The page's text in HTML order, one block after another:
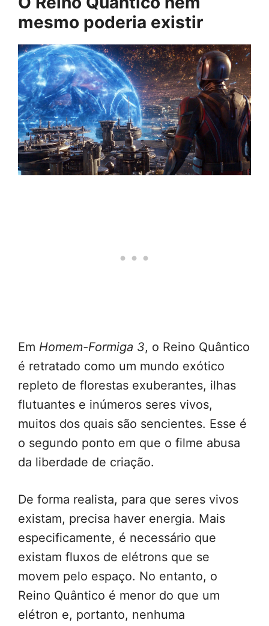
mesmo poderia existir
Em Homem-Formiga 3, o Reino Quântico
é retratado como um mundo exótico
repleto de florestas exuberantes, ilhas
flutuantes e inúmeros seres vivos,
muitos dos quais são sencientes. Esse é
o segundo ponto em que o filme abusa
da liberdade de criação.
De forma realista, para que seres vivos
existam, precisa haver energia. Mais
especificamente, é necessário que
existam fluxos de elétrons que se
movem pelo espaço. No entanto, o
Reino Quântico é menor do que um
elétron e, portanto, nenhuma